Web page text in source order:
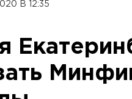
В 12:35